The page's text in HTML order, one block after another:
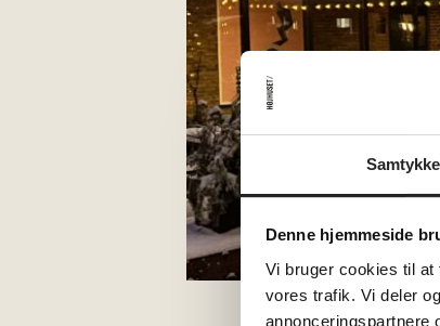
Samtykke
Denne hjemmeside
Vi bruger cookies til
vores trafik. Vi deler
annonceringspartnere